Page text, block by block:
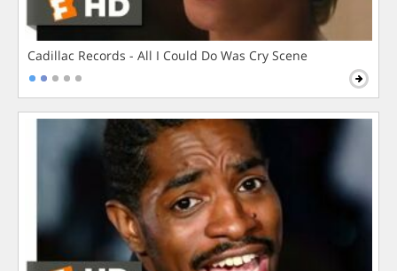
Cadillac Records - All I Could Do Was Cry Scene